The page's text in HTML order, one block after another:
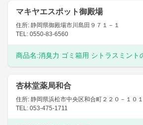
マキヤエスポット御殿場
住所: 静岡県御殿場市川島田９７１－１
TEL: 0550-83-6560
商品名:消臭力 ゴミ箱用 シトラスミント
杏林堂薬局和合
住所: 静岡県浜松市中央区和合町２２０－１０１
TEL: 053-475-1711